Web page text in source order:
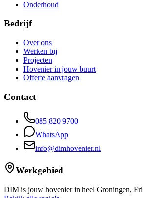
Onderhoud
Bedrijf
Over ons
Werken bij
Projecten
Hovenier in jouw buurt
Offerte aanvragen
Contact
085 820 9700
WhatsApp
info@dimhovenier.nl
Werkgebied
DIM is jouw hovenier in heel Groningen,